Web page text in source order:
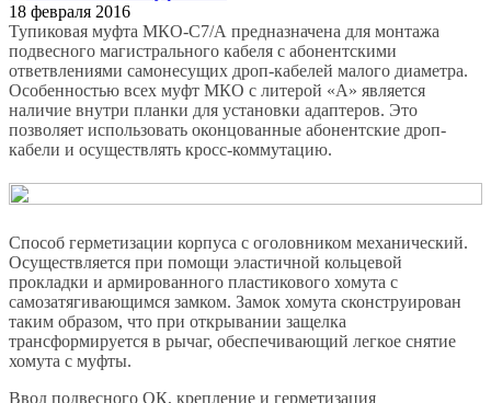
18 февраля 2016
Тупиковая муфта МКО-С7/А предназначена для монтажа
подвесного магистрального кабеля с абонентскими
ответвлениями самонесущих дроп-кабелей малого диаметра.
Особенностью всех муфт МКО с литерой «А» является
наличие внутри планки для установки адаптеров. Это
позволяет использовать оконцованные абонентские дроп-
кабели и осуществлять кросс-коммутацию.
Способ герметизации корпуса с оголовником механический.
Осуществляется при помощи эластичной кольцевой
прокладки и армированного пластикового хомута с
самозатягивающимся замком. Замок хомута сконструирован
таким образом, что при открывании защелка
трансформируется в рычаг, обеспечивающий легкое снятие
хомута с муфты.
Ввод подвесного ОК, крепление и герметизация